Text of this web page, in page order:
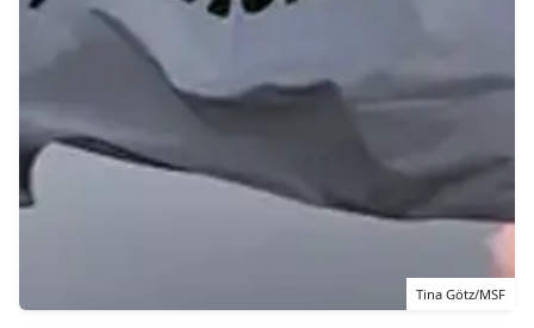
Tina Götz/MSF